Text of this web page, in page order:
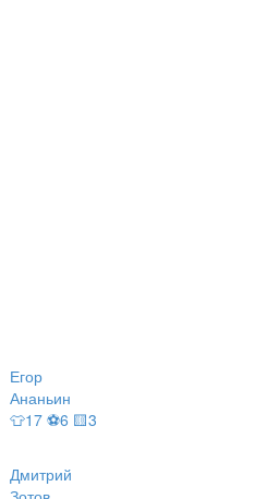
Егор
Ананьин
👕17 ⚽6 🟨3
Дмитрий